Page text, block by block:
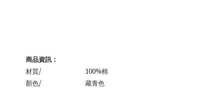
商品資訊：
材質/ 100%棉
顏色/
藏青色